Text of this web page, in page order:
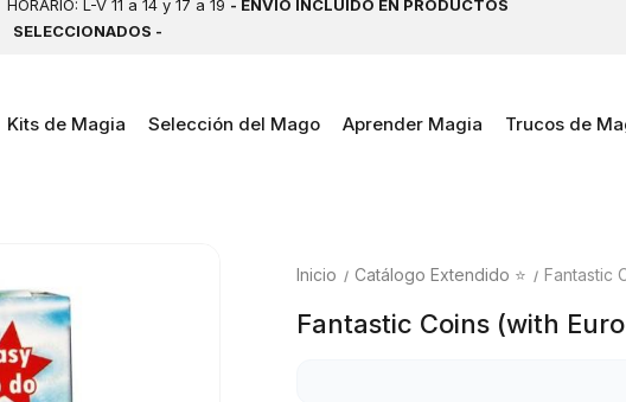
HORARIO: L-V 11 a 14 y 17 a 19 - ENVÍO INCLUIDO EN PRODUCTOS
SELECCIONADOS -
Kits de Magia Selección del Mago Aprender Magia Trucos de
Inicio Catálogo Extendido ⭐ Fantastic
Fantastic Coins (with